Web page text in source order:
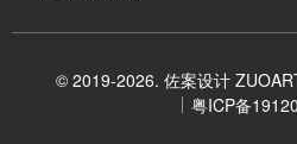
© 2019-2026. 佐案设计
粤ICP备